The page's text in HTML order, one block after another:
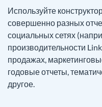
Используйте
совершенно разных
социальных сетях
производительности
продажах,
годовые отчеты,
другое.